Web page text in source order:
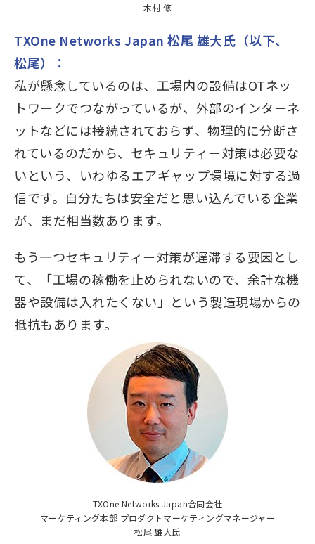
木村 修
TXOne Networks Japan合同会社
マーケティング本部 プロダクトマーケティングマネージャー
松尾 雄大氏
TXOne Networks Japan 松尾 雄大氏（以下、
松尾）：
私が懸念しているのは、工場内の設備はOTネッ
トワークでつながっているが、外部のインターネ
ットなどには接続されておらず、物理的に分断さ
れているのだから、セキュリティー対策は必要な
いという、いわゆるエアギャップ環境に対する過
信です。自分たちは安全だと思い込んでいる企業
が、まだ相当数あります。
もう一つセキュリティー対策が遅滞する要因とし
て、「工場の稼働を止められないので、余計な機
器や設備は入れたくない」という製造現場からの
抵抗もあります。